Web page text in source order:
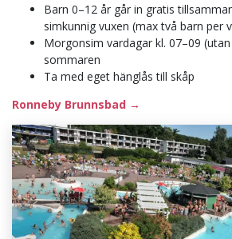
Barn 0–12 år går in gratis
simkunnig vuxen (max två barn per
Morgonsim vardagar kl. 07–09
sommaren
Ta med eget hänglås till skåp
Ronneby Brunnsbad →